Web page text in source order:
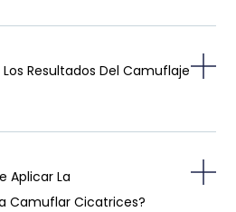
Resultados Del Camuflaje
Aplicar La
Camuflar Cicatrices?